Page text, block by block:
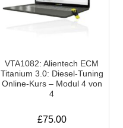
VTA1082: Alientech ECM
Titanium 3.0: Diesel-Tuning
Online-Kurs – Modul 4 von
4
£75.00